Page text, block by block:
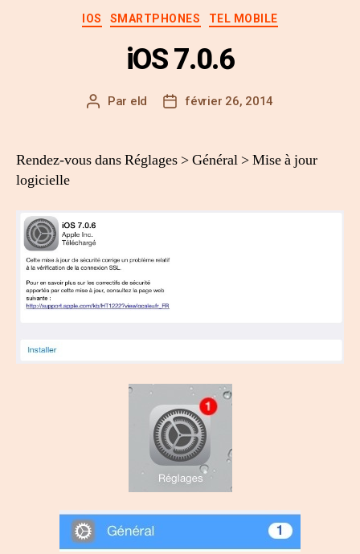
IOS SMARTPHONES TEL MOBILE
iOS 7.0.6
Par eld février 26, 2014
Rendez-vous dans Réglages > Général > Mise à jour
logicielle